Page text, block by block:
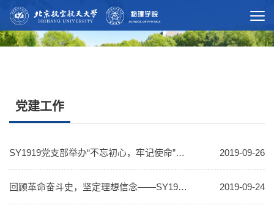
党建工作
SY1919党支部举办“不忘初心，牢记使命”汇报会 2019-09-26
回顾革命奋斗史，坚定理想信念——SY1919党支部观看《决胜时刻》 2019-09-24